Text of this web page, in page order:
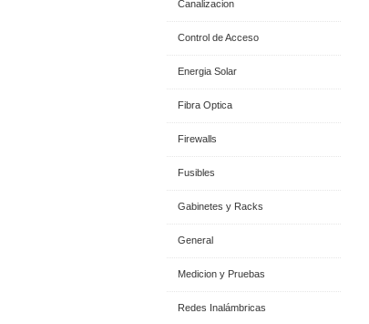
Canalizacion
Control de Acceso
Energia Solar
Fibra Optica
Firewalls
Fusibles
Gabinetes y Racks
General
Medicion y Pruebas
Redes Inalámbricas